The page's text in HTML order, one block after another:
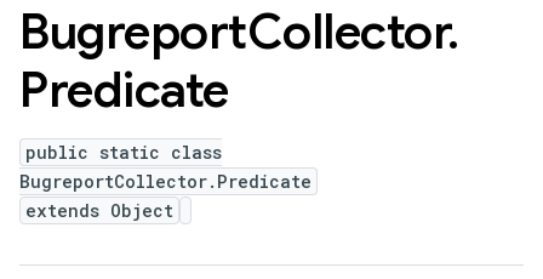
BugreportCollector.
Predicate
public static class
BugreportCollector.Predicate
extends Object